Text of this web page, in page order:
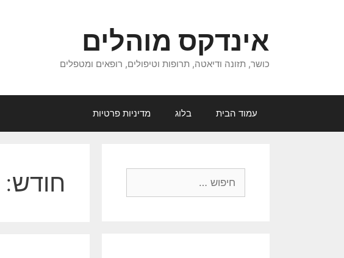
אינדקס מוהלים
כושר, תזונה ודיאטה, תרופות וטיפולים, רופאים ומטפלים
עמוד הבית בלוג מדיניות פרטיות
חודש: